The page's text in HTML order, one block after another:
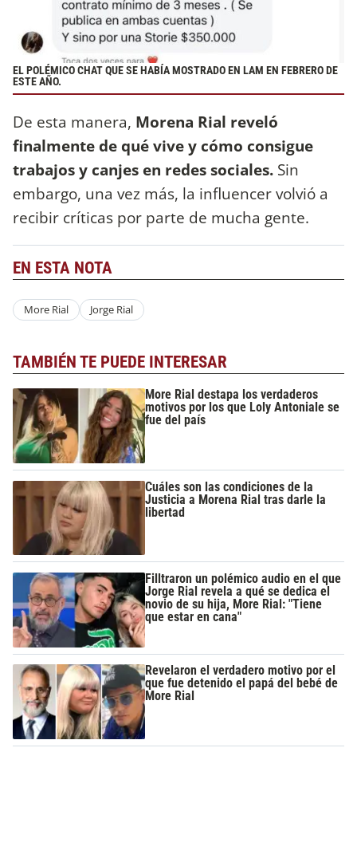
EL POLÉMICO CHAT QUE SE HABÍA MOSTRADO EN LAM EN FEBRERO DE
ESTE AÑO.
De esta manera, Morena Rial reveló
finalmente de qué vive y cómo consigue
trabajos y canjes en redes sociales. Sin
embargo, una vez más, la influencer volvió a
recibir críticas por parte de mucha gente.
EN ESTA NOTA
More Rial Jorge Rial
TAMBIÉN TE PUEDE INTERESAR
More Rial destapa los verdaderos
motivos por los que Loly Antoniale se
fue del país
Cuáles son las condiciones de la
Justicia a Morena Rial tras darle la
libertad
Filltraron un polémico audio en el que
Jorge Rial revela a qué se dedica el
novio de su hija, More Rial: "Tiene
que estar en cana"
Revelaron el verdadero motivo por el
que fue detenido el papá del bebé de
More Rial